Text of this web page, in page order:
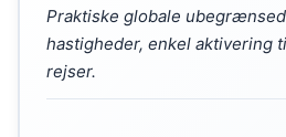
Praktiske globale
hastigheder, enkel aktivering
rejser.